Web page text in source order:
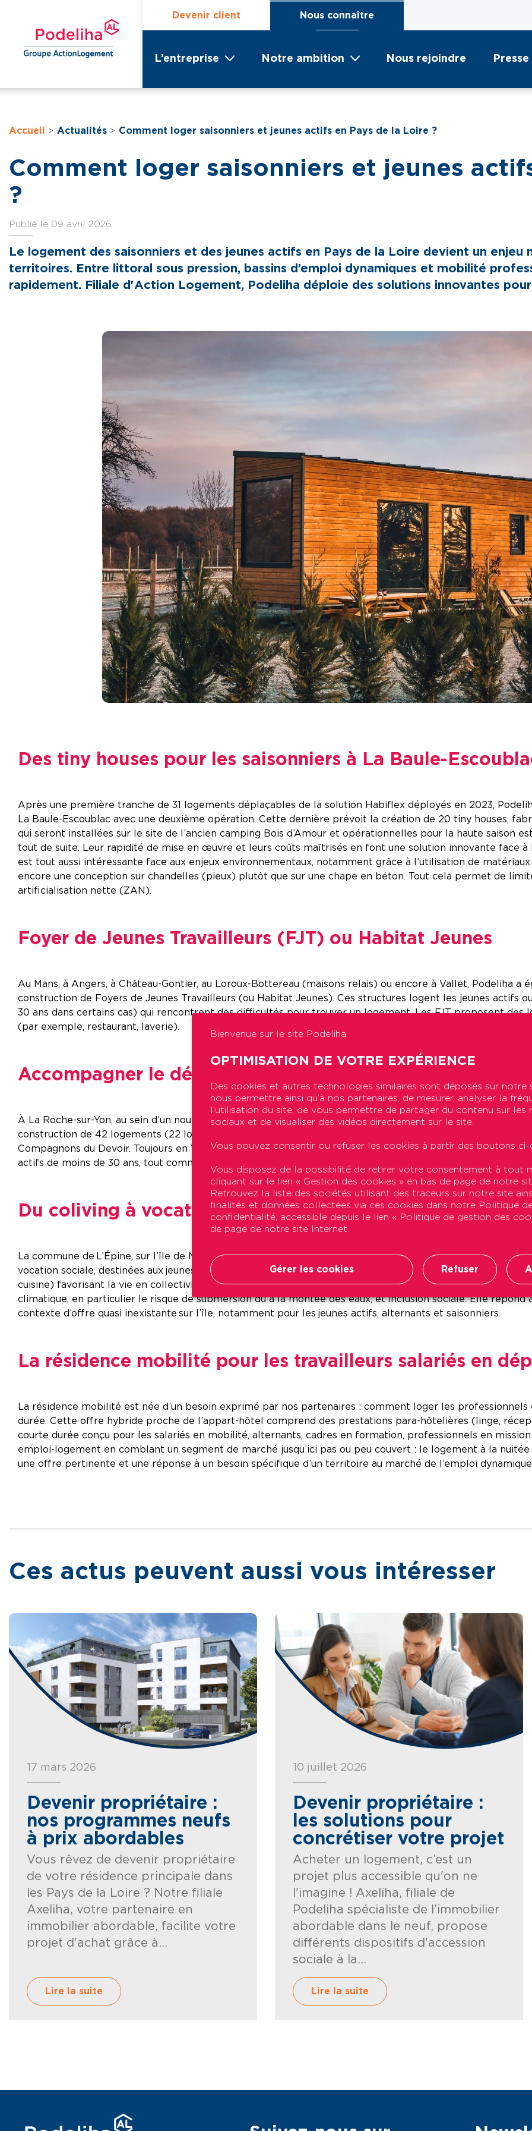
Devenir client Nous connaître
L’entreprise Notre ambition Nous rejoindre Presse
Accueil > Actualités > Comment loger saisonniers et jeunes actifs en Pays de la Loire ?
Comment loger saisonniers et jeunes
?
Publié le 09 avril 2026
Le logement des saisonniers et des jeunes actifs en Pays de la Loire devient un
territoires. Entre littoral sous pression, bassins d’emploi dynamiques et mobilité
rapidement. Filiale d'Action Logement, Podeliha déploie des solutions innovantes
Des tiny houses pour les saisonniers à La Baule-
Après une première tranche de 31 logements déplaçables de la solution Habiflex déployés en 2023,
La Baule-Escoublac avec une deuxième opération. Cette dernière prévoit la création de 20 tiny houses,
qui seront installées sur le site de l’ancien camping Bois d’Amour et opérationnelles pour la haute saison
tout de suite. Leur rapidité de mise en œuvre et leurs coûts maîtrisés en font une solution innovante face
est tout aussi intéressante face aux enjeux environnementaux, notamment grâce à l’utilisation de
encore une conception sur chandelles (pieux) plutôt que sur une chape en béton. Tout cela permet de
artificialisation nette (ZAN).
Foyer de Jeunes Travailleurs (FJT) ou Habitat Jeunes
Au Mans, à Angers, à Château-Gontier, au Loroux-Bottereau (maisons relais) ou encore à Vallet, Podeliha
construction de Foyers de Jeunes Travailleurs (ou Habitat Jeunes). Ces structures logent les jeunes actifs
30 ans dans certains cas) qui rencontrent des difficultés pour trouver un logement. Les FJT proposent des
(par exemple, restaurant, laverie).
Accompagner le développement économique vendéen
À La Roche-sur-Yon, au sein d’un nouvel écoquartier de 6 hectares comprenant 550 logements et 5 000 m
construction de 42 logements (22 logements familiaux et 20 logements pour le FJT). Le Foyer de Jeunes
Compagnons du Devoir. Toujours en Vendée, le littoral est un secteur tendu. À Brétignolles-sur-Mer,
actifs de moins de 30 ans, tout comme Saint-Gilles-Croix-de-Vie où Podeliha construit 14 logements pour
Du coliving à vocation sociale à Noirmoutier
La commune de L’Épine, sur l’île de Noirmoutier, a confié à Podeliha la réalisation d’un programme de 19
vocation sociale, destinées aux jeunes de moins de 30 ans. Cette initiative, une première dans le Grand
cuisine) favorisant la vie en collectivité. Ce système est adapté à une rotation élevée. La résidence
climatique, en particulier le risque de submersion dû à la montée des eaux, et inclusion sociale. Elle
contexte d’offre quasi inexistante sur l’île, notamment pour les jeunes actifs, alternants et saisonniers.
La résidence mobilité pour les travailleurs salariés en
La résidence mobilité est née d’un besoin exprimé par nos partenaires : comment loger les
durée. Cette offre hybride proche de l’appart-hôtel comprend des prestations para-hôtelières (linge,
courte durée conçu pour les salariés en mobilité, alternants, cadres en formation, professionnels en
emploi-logement en comblant un segment de marché jusqu’ici pas ou peu couvert : le logement à la nuitée
une offre pertinente et une réponse à un besoin spécifique d’un territoire au marché de l’emploi
Ces actus peuvent aussi vous intéresser
17 mars 2026
Devenir propriétaire :
nos programmes neufs
à prix abordables
Vous rêvez de devenir propriétaire
de votre résidence principale dans
les Pays de la Loire ? Notre filiale
Axeliha, votre partenaire en
immobilier abordable, facilite votre
projet d'achat grâce à...
Lire la suite
10 juillet 2026
Devenir propriétaire :
les solutions pour
concrétiser votre projet
Acheter un logement, c’est un
projet plus accessible qu'on ne
l'imagine ! Axeliha, filiale de
Podeliha spécialiste de l’immobilier
abordable dans le neuf, propose
différents dispositifs d'accession
sociale à la...
Lire la suite
Bienvenue sur le site Podeliha
OPTIMISATION DE VOTRE EXPÉRIENCE
Des cookies et autres technologies similaires sont déposés sur notre
nous permettre ainsi qu’à nos partenaires, de mesurer, analyser la
l’utilisation du site, de vous permettre de partager du contenu sur les
sociaux et de visualiser des vidéos directement sur le site.
Vous pouvez consentir ou refuser les cookies à partir des boutons ci-
Vous disposez de la possibilité de retirer votre consentement à tout
cliquant sur le lien « Gestion des cookies » en bas de page de notre
Retrouvez la liste des sociétés utilisant des traceurs sur notre site
finalités et données collectées via ces cookies dans notre Politique
confidentialité, accessible depuis le lien « Politique de gestion des
de page de notre site Internet.
Gérer les cookies Refuser